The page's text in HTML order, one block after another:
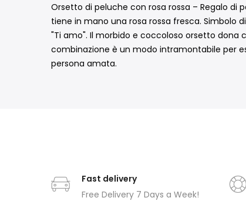
Orsetto di peluche con rosa rossa – Regalo
tiene in mano una rosa rossa fresca. Simbolo
"Ti amo". Il morbido e coccoloso orsetto dona
combinazione è un modo intramontabile per
persona amata.
Fast delivery
Free Delivery 7 Days a Week!